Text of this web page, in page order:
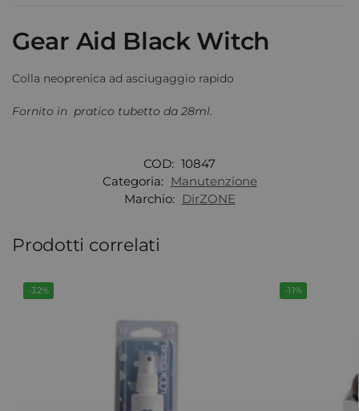
Gear Aid Black Witch
Colla neoprenica ad asciugaggio rapido
Fornito in pratico tubetto da 28ml.
COD: 10847
Categoria: Manutenzione
Marchio: DirZONE
Prodotti correlati
-32% -11%